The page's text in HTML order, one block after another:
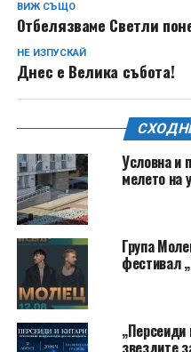
ВИЖ СЪЩО
Отбелязваме Светли
НЕ ИЗПУСКАЙ
Днес е Велика събота!
Условна и
мелето на
Група
фестивал